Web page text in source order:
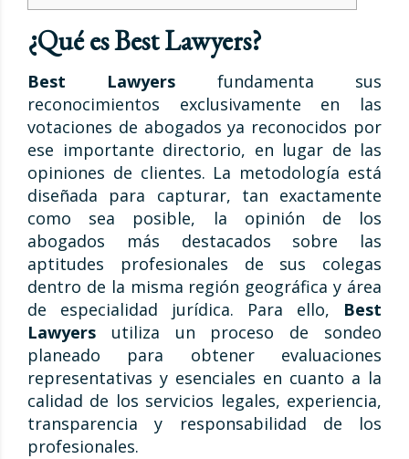
¿Qué es Best Lawyers?
Best Lawyers fundamenta sus
reconocimientos exclusivamente en las
votaciones de abogados ya reconocidos por
ese importante directorio, en lugar de las
opiniones de clientes. La metodología está
diseñada para capturar, tan exactamente
como sea posible, la opinión de los
abogados más destacados sobre las
aptitudes profesionales de sus colegas
dentro de la misma región geográfica y área
de especialidad jurídica. Para ello, Best
Lawyers utiliza un proceso de sondeo
planeado para obtener evaluaciones
representativas y esenciales en cuanto a la
calidad de los servicios legales, experiencia,
transparencia y responsabilidad de los
profesionales.